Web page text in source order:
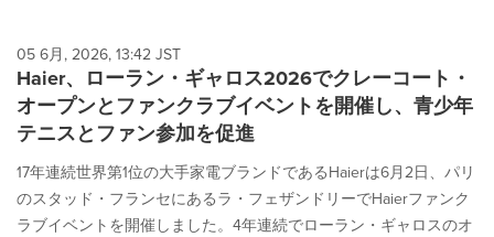
05 6月, 2026, 13:42 JST
Haier、ローラン・ギャロス2026でクレーコート・
オープンとファンクラブイベントを開催し、青少年
テニスとファン参加を促進
17年連続世界第1位の大手家電ブランドであるHaierは6月2日、パリ
のスタッド・フランセにあるラ・フェザンドリーでHaierファンク
ラブイベントを開催しました。4年連続でローラン・ギャロスのオ